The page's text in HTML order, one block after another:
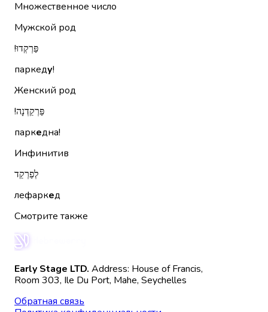
Множественное число
Мужской род
פַּרְקְדוּ!‏
паркеду!
Женский род
פַּרְקֵדְנָה!‏
паркедна!
Инфинитив
לְפַרְקֵד
лефаркед
Смотрите также
Early Stage LTD. Address: House of Francis,
Room 303, Ile Du Port, Mahe, Seychelles
Обратная связь